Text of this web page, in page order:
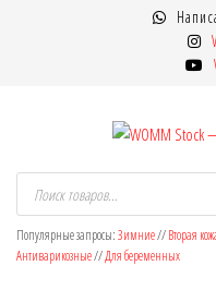
WOMM Stock
Поиск
товаров
Популярные запросы:Зимние//Вторая
Антиварикозные//Для беременных